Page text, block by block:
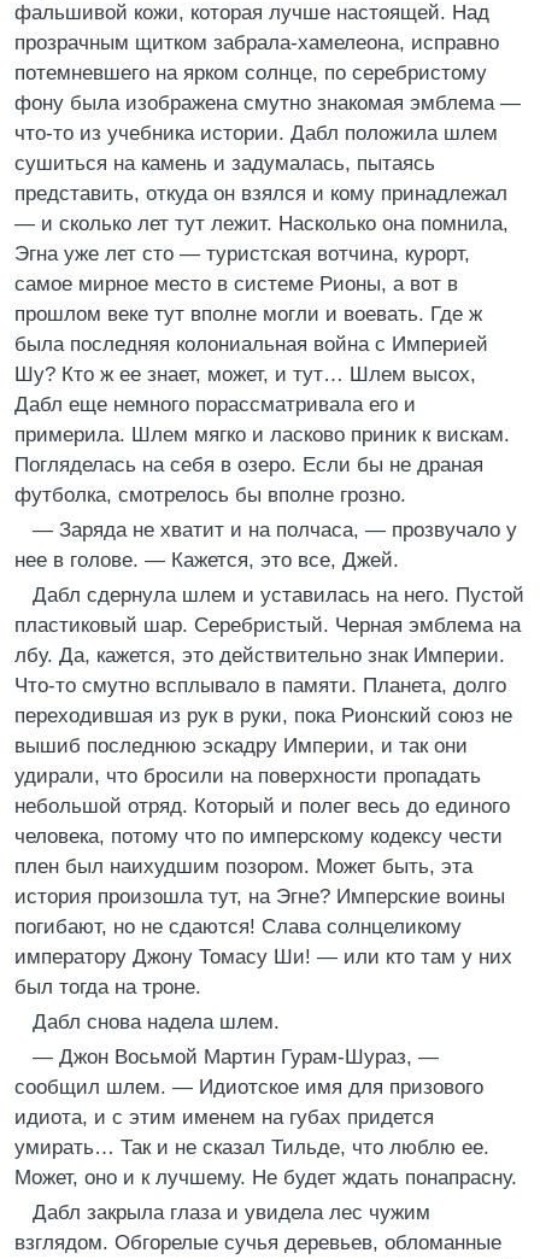
фальшивой кожи, которая лучше настоящей. Над
прозрачным щитком забрала-хамелеона, исправно
потемневшего на ярком солнце, по серебристому
фону была изображена смутно знакомая эмблема —
что-то из учебника истории. Дабл положила шлем
сушиться на камень и задумалась, пытаясь
представить, откуда он взялся и кому принадлежал
— и сколько лет тут лежит. Насколько она помнила,
Эгна уже лет сто — туристская вотчина, курорт,
самое мирное место в системе Рионы, а вот в
прошлом веке тут вполне могли и воевать. Где ж
была последняя колониальная война с Империей
Шу? Кто ж ее знает, может, и тут… Шлем высох,
Дабл еще немного порассматривала его и
примерила. Шлем мягко и ласково приник к вискам.
Погляделась на себя в озеро. Если бы не драная
футболка, смотрелось бы вполне грозно.
— Заряда не хватит и на полчаса, — прозвучало у
нее в голове. — Кажется, это все, Джей.
Дабл сдернула шлем и уставилась на него. Пустой
пластиковый шар. Серебристый. Черная эмблема на
лбу. Да, кажется, это действительно знак Империи.
Что-то смутно всплывало в памяти. Планета, долго
переходившая из рук в руки, пока Рионский союз не
вышиб последнюю эскадру Империи, и так они
удирали, что бросили на поверхности пропадать
небольшой отряд. Который и полег весь до единого
человека, потому что по имперскому кодексу чести
плен был наихудшим позором. Может быть, эта
история произошла тут, на Эгне? Имперские воины
погибают, но не сдаются! Слава солнцеликому
императору Джону Томасу Ши! — или кто там у них
был тогда на троне.
Дабл снова надела шлем.
— Джон Восьмой Мартин Гурам-Шураз, —
сообщил шлем. — Идиотское имя для призового
идиота, и с этим именем на губах придется
умирать… Так и не сказал Тильде, что люблю ее.
Может, оно и к лучшему. Не будет ждать понапрасну.
Дабл закрыла глаза и увидела лес чужим
взглядом. Обгорелые сучья деревьев, обломанные